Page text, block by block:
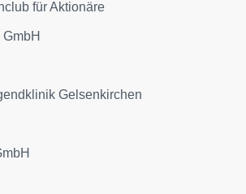
für Aktionäre
Gelsenkirchen